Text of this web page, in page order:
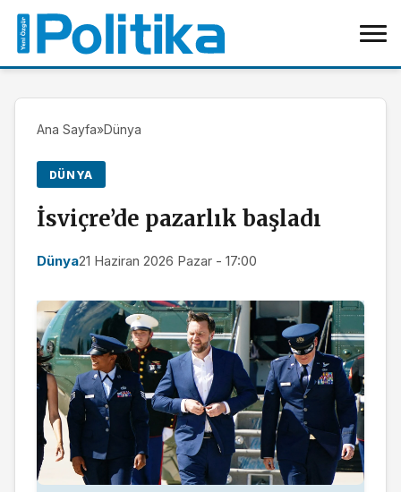
Ana Sayfa»Dünya
DÜNYA
İsviçre’de pazarlık başladı
Dünya21 Haziran 2026 Pazar - 17:00